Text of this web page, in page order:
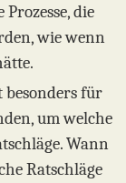
die
wie wenn
besonders für
um welche
Wann
Ratschläge